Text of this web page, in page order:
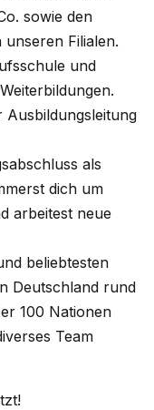
sowie den
Filialen.
und
als
dich um
arbeitest neue
beliebtesten
Deutschland rund
100 Nationen
Team